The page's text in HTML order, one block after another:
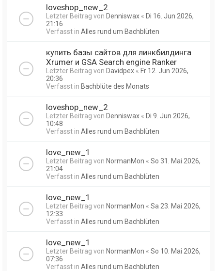
loveshop_new_2
Letzter Beitrag von Denniswax « Di 16. Jun 2026,
21:16
Verfasst in Alles rund um Bachblüten
купить базы сайтов для линкбилдинга
Xrumer и GSA Search engine Ranker
Letzter Beitrag von Davidpex « Fr 12. Jun 2026,
20:36
Verfasst in Bachblüte des Monats
loveshop_new_2
Letzter Beitrag von Denniswax « Di 9. Jun 2026,
10:48
Verfasst in Alles rund um Bachblüten
love_new_1
Letzter Beitrag von NormanMon « So 31. Mai 2026,
21:04
Verfasst in Alles rund um Bachblüten
love_new_1
Letzter Beitrag von NormanMon « Sa 23. Mai 2026,
12:33
Verfasst in Alles rund um Bachblüten
love_new_1
Letzter Beitrag von NormanMon « So 10. Mai 2026,
07:36
Verfasst in Alles rund um Bachblüten